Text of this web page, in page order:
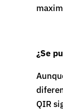
¿Se
QIR